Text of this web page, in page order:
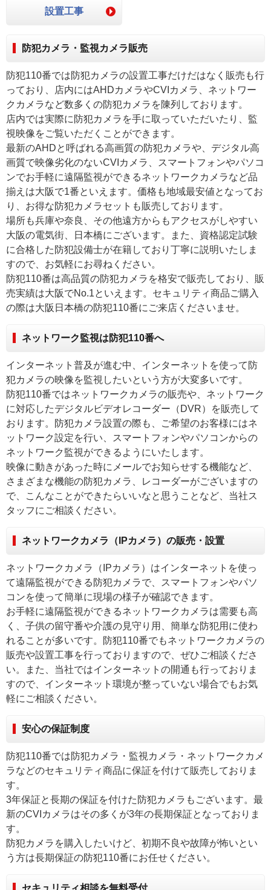
設置工事
防犯カメラ・監視カメラ販売
防犯110番では防犯カメラの設置工事だけだはなく販売も行
っており、店内にはAHDカメラやCVIカメラ、ネットワー
クカメラなど数多くの防犯カメラを陳列しております。
店内では実際に防犯カメラを手に取っていただいたり、監
視映像をご覧いただくことができます。
最新のAHDと呼ばれる高画質の防犯カメラや、デジタル高
画質で映像劣化のないCVIカメラ、スマートフォンやパソコ
ンでお手軽に遠隔監視ができるネットワークカメラなど品
揃えは大阪で1番といえます。価格も地域最安値となってお
り、お得な防犯カメラセットも販売しております。
場所も兵庫や奈良、その他遠方からもアクセスがしやすい
大阪の電気街、日本橋にございます。また、資格認定試験
に合格した防犯設備士が在籍しており丁寧に説明いたしま
すので、お気軽にお尋ねください。
防犯110番は高品質の防犯カメラを格安で販売しており、販
売実績は大阪でNo.1といえます。セキュリティ商品ご購入
の際は大阪日本橋の防犯110番にご来店くださいませ。
ネットワーク監視は防犯110番へ
インターネット普及が進む中、インターネットを使って防
犯カメラの映像を監視したいという方が大変多いです。
防犯110番ではネットワークカメラの販売や、ネットワーク
に対応したデジタルビデオレコーダー（DVR）を販売して
おります。防犯カメラ設置の際も、ご希望のお客様にはネ
ットワーク設定を行い、スマートフォンやパソコンからの
ネットワーク監視ができるようにいたします。
映像に動きがあった時にメールでお知らせする機能など、
さまざまな機能の防犯カメラ、レコーダーがございますの
で、こんなことができたらいいなと思うことなど、当社ス
タッフにご相談ください。
ネットワークカメラ（IPカメラ）の販売・設置
ネットワークカメラ（IPカメラ）はインターネットを使っ
て遠隔監視ができる防犯カメラで、スマートフォンやパソ
コンを使って簡単に現場の様子が確認できます。
お手軽に遠隔監視ができるネットワークカメラは需要も高
く、子供の留守番や介護の見守り用、簡単な防犯用に使わ
れることが多いです。防犯110番でもネットワークカメラの
販売や設置工事を行っておりますので、ぜひご相談くださ
い。また、当社ではインターネットの開通も行っておりま
すので、インターネット環境が整っていない場合でもお気
軽にご相談ください。
安心の保証制度
防犯110番では防犯カメラ・監視カメラ・ネットワークカメ
ラなどのセキュリティ商品に保証を付けて販売しておりま
す。
3年保証と長期の保証を付けた防犯カメラもございます。最
新のCVIカメラはその多くが3年の長期保証となっておりま
す。
防犯カメラを購入したいけど、初期不良や故障が怖いとい
う方は長期保証の防犯110番にお任せください。
セキュリティ相談を無料受付